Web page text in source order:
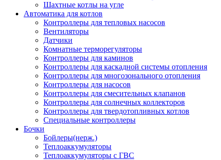
Шахтные котлы на угле
Автоматика для котлов
Контроллеры для тепловых насосов
Вентиляторы
Датчики
Комнатные терморегуляторы
Контроллеры для каминов
Контроллеры для каскадной системы отопления
Контроллеры для многозонального отопления
Контроллеры для насосов
Контроллеры для смесительных клапанов
Контроллеры для солнечных коллекторов
Контроллеры для твердотопливных котлов
Специальные контроллеры
Бочки
Бойлеры(нерж.)
Теплоаккумуляторы
Теплоаккумуляторы с ГВС